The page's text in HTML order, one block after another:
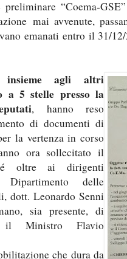
preliminare “Coema-
mai avvenute,
emanati entro il 31/
insieme agli altri
a 5 stelle presso la
, hanno reso
di documenti di
la vertenza in corso
ora sollecitato il
oltre ai dirigenti
Dipartimento delle
dott. Leonardo Senni
sia presente, di
il Ministro Flavio
che dura da